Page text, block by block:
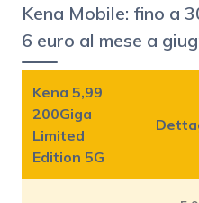
Kena Mobile: fino a
6 euro al mese a
Kena 5,99
200Giga
Limited
Edition 5G